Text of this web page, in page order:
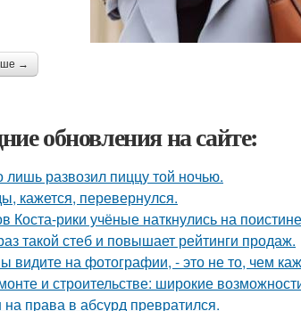
→
обновления на сайте:
лишь развозил пиццу той ночью.
кажется, перевернулся.
Коста-рики учёные наткнулись на
такой стеб и повышает рейтинги продаж.
видите на фотографии, - это не то, чем
и строительстве: широкие
права в абсурд превратился.